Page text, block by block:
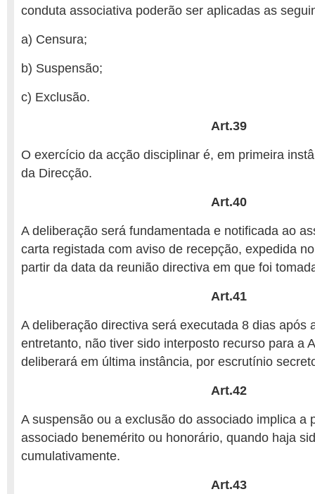
conduta associativa poderão ser aplicadas as
a) Censura;
b) Suspensão;
c) Exclusão.
Art.39
O exercício da acção disciplinar é, em primeira
da Direcção.
Art.40
A deliberação será fundamentada e notificada ao
carta registada com aviso de recepção, expedida
partir da data da reunião directiva em que foi
Art.41
A deliberação directiva será executada 8 dias após
entretanto, não tiver sido interposto recurso para a
deliberará em última instância, por escrutínio
Art.42
A suspensão ou a exclusão do associado implica a
associado benemérito ou honorário, quando haja
cumulativamente.
Art.43